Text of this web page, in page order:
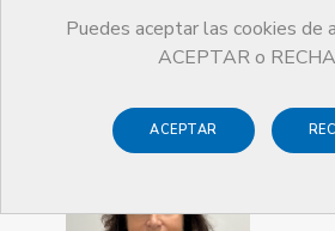
Puedes aceptar las cookies de
ACEPTAR o
ACEPTAR
Guardonat Edició